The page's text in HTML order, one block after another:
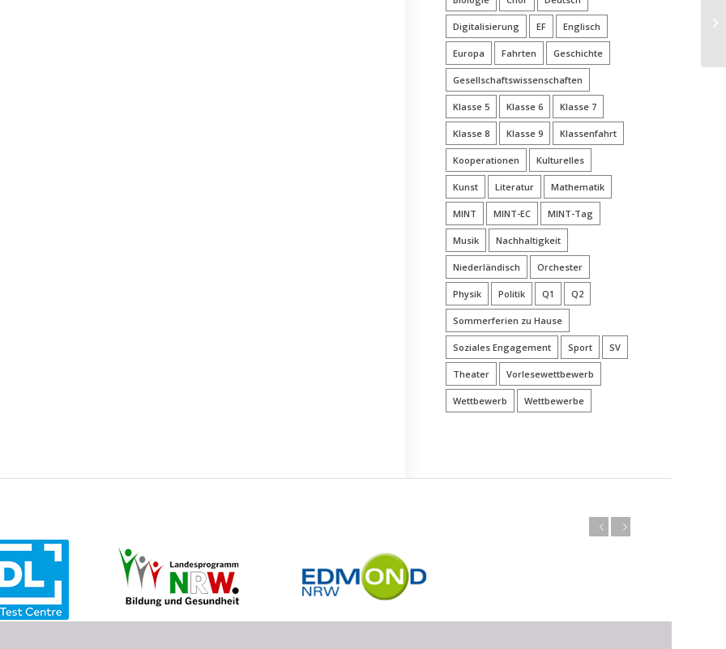
Digitalisierung EF Englisch
Europa Fahrten Geschichte
Gesellschaftswissenschaften
Klasse 5 Klasse 6 Klasse 7
Klasse 8 Klasse 9 Klassenfahrt
Kooperationen Kulturelles
Kunst Literatur Mathematik
MINT MINT-EC MINT-Tag
Musik Nachhaltigkeit
Niederländisch Orchester
Physik Politik Q1 Q2
Sommerferien zu Hause
Soziales Engagement Sport SV
Theater Vorlesewettbewerb
Wettbewerb Wettbewerbe